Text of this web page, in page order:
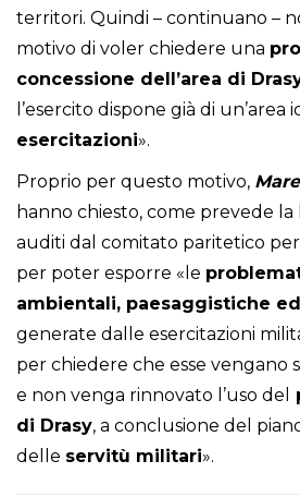
territori. Quindi – continuano –
motivo di voler chiedere una
concessione dell’area di
l’esercito dispone già di un’area
esercitazioni».
Proprio per questo motivo,
hanno chiesto, come prevede la
auditi dal comitato paritetico
per poter esporre «le
ambientali, paesaggistiche
generate dalle esercitazioni
per chiedere che esse vengano
e non venga rinnovato l’uso del
di Drasy, a conclusione del
delle servitù militari».